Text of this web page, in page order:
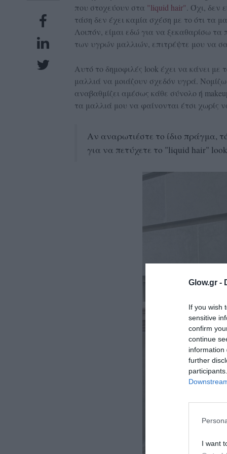
Glow.gr -
If you wish
sensitive
confirm
continue
information
further
I want
που στοχεύουν στα "liquid hair" . Όχι, δεν
τάση δεν έχει καμία σχέση με το ότι τα
Λοιπόν, είμαι εδώ για να ξεκαθαρίσω
των υγρών μαλλιών, επιτρέψτε μου να
Αυτό το δημοφιλές look έχει να κάνει με
μαλλιά να μοιάζουν σχεδόν υγρά.
αναβαθμίζει αμέσως κάθε σύνολο ή
τα μαλλιά μου να φαίνονται έτσι χωρίς
Αν αναρωτιέστε το ίδιο πράγμα,
για να πετύχετε το "liquid hair"